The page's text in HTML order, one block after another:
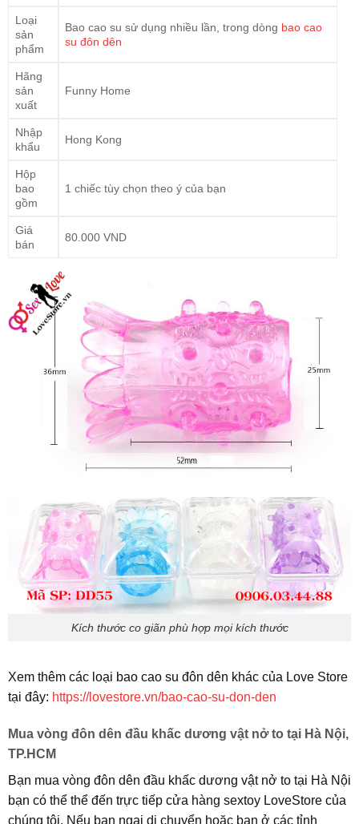
Loại
sản
phẩm
Bao cao su sử dụng nhiều lần, trong dòng bao cao
su đôn dên
Hãng
sản
xuất
Funny Home
Nhập
khẩu
Hong Kong
Hộp
bao
gồm
1 chiếc tùy chọn theo ý của bạn
Giá
bán
80.000 VND
Kích thước co giãn phù hợp mọi kích thước
Xem thêm các loại bao cao su đôn dên khác của Love Store
tại đây: https://lovestore.vn/bao-cao-su-don-den
Mua vòng đôn dên đầu khấc dương vật nở to tại Hà Nội,
TP.HCM
Bạn mua vòng đôn dên đầu khấc dương vật nở to tại Hà Nội
bạn có thể thể đến trực tiếp cửa hàng sextoy LoveStore của
chúng tôi. Nếu bạn ngại di chuyển hoặc bạn ở các tỉnh